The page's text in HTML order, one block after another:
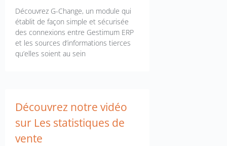
Découvrez G-Change, un module qui
établit de façon simple et sécurisée
des connexions entre Gestimum ERP
et les sources d’informations tierces
qu’elles soient au sein
Découvrez notre vidéo
sur Les statistiques de
vente